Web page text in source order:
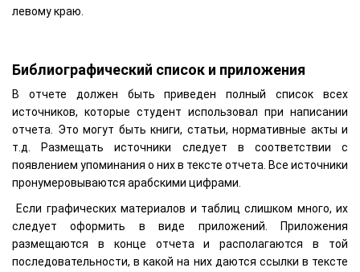
левому краю.
Библиографический список и приложения
В отчете должен быть приведен полный список всех
источников, которые студент использовал при написании
отчета. Это могут быть книги, статьи, нормативные акты и
т.д. Размещать источники следует в соответствии с
появлением упоминания о них в тексте отчета. Все источники
пронумеровываются арабскими цифрами.
Если графических материалов и таблиц слишком много, их
следует оформить в виде приложений. Приложения
размещаются в конце отчета и располагаются в той
последовательности, в какой на них даются ссылки в тексте